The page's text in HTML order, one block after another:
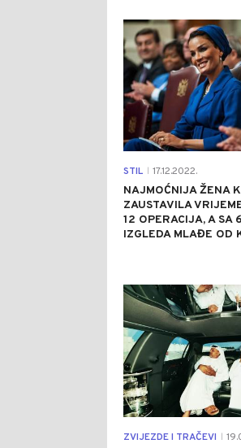
STIL 17.12.2022.
NAJMOĆNIJA ŽENA
ZAUSTAVILA
12 OPERACIJA, A SA
IZGLEDA MLAĐE OD
ZVIJEZDE I TRAČEVI